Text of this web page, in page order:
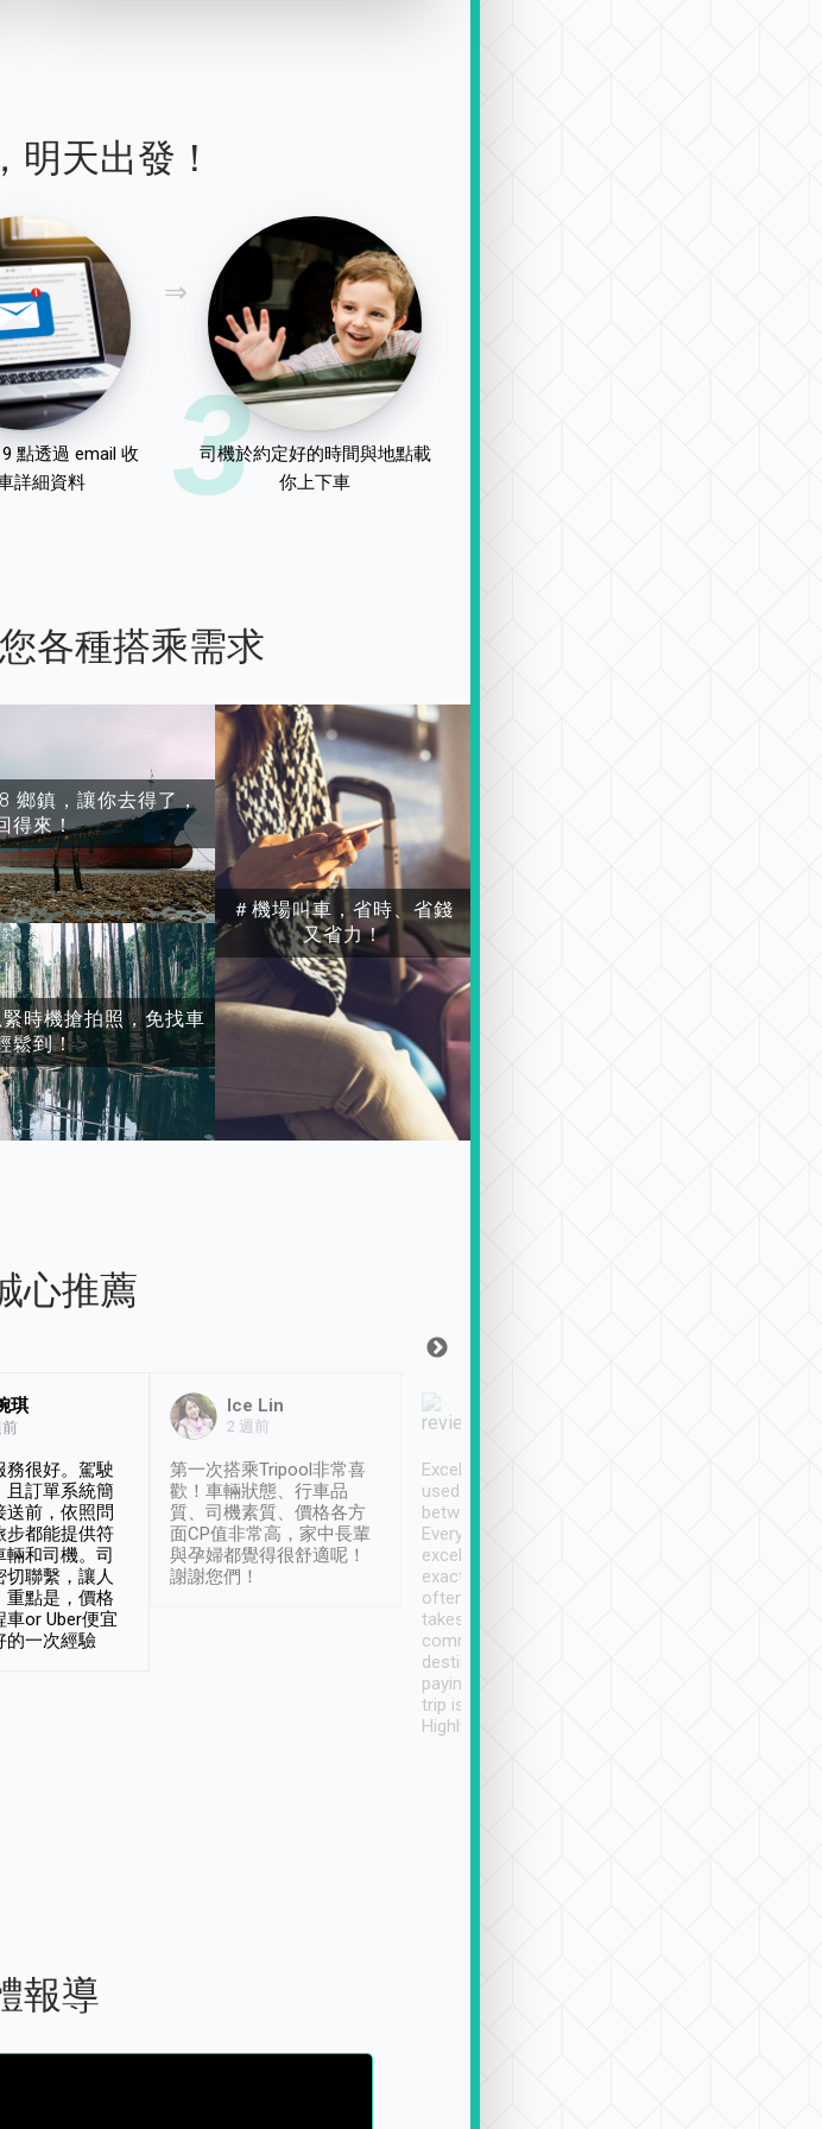
明天出發！
點透過 email 收
詳細資料
3
司機於約定好的時間與地點載
你上下車
各種搭乘需求
鄉鎮，讓你去得了，
得來！
時機搶拍照，免找車
鬆到！
＃機場叫車，省時、省錢
又省力！
心推薦
琪
務很好。駕駛
且訂單系統簡
送前，依照問
步都能提供符
和司機。司
切聯繫，讓人
重點是，價格
車or Uber便宜
的一次經驗
Ice Lin
2 週前
第一次搭乘Tripool非常喜
歡！車輛狀態、行車品
質、司機素質、價格各方
面CP值非常高，家中長輩
與孕婦都覺得很舒適呢！
謝謝您們！
Excellent service. We have
used Tripool to travel
between cities in Taiwan.
Every driver has been
excellent and arrives
exactly on time. As there is
often limited English it
takes the difficulty out of
communicating the
destination details and
paying online prior to the
trip is very convenient.
Highly recommended
報導